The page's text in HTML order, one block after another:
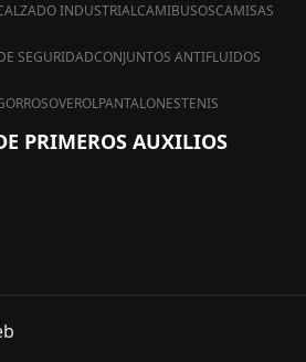
INDUSTRIALCAMIBUSOSCAMISAS
SEGURIDADCONJUNTOS ANTIFLUIDOS
OVEROLPANTALONESTENIS
PRIMEROS AUXILIOS